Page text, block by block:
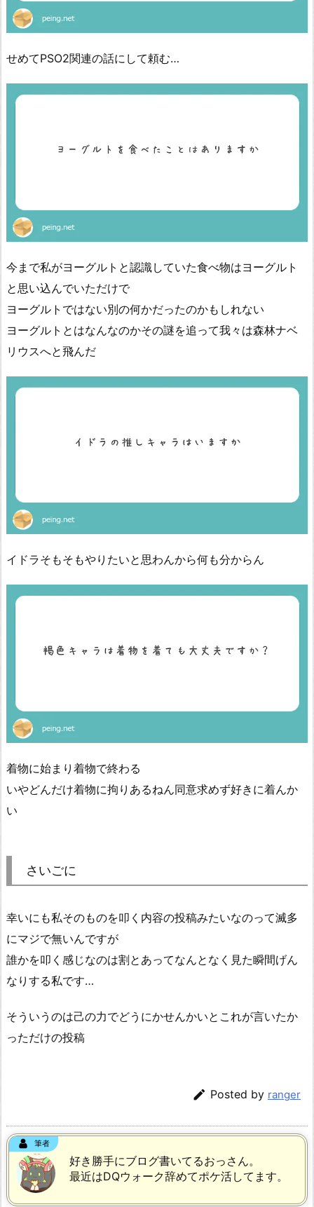
せめてPSO2関連の話にして頼む…
今まで私がヨーグルトと認識していた食べ物はヨーグルト
と思い込んでいただけで
ヨーグルトではない別の何かだったのかもしれない
ヨーグルトとはなんなのかその謎を追って我々は森林ナベ
リウスへと飛んだ
イドラそもそもやりたいと思わんから何も分からん
着物に始まり着物で終わる
いやどんだけ着物に拘りあるねん同意求めず好きに着んか
い
さいごに
幸いにも私そのものを叩く内容の投稿みたいなのって滅多
にマジで無いんですが
誰かを叩く感じなのは割とあってなんとなく見た瞬間げん
なりする私です…
そういうのは己の力でどうにかせんかいとこれが言いたか
っただけの投稿
 Posted by ranger
筆者
好き勝手にブログ書いてるおっさん。
最近はDQウォーク辞めてポケ活してます。